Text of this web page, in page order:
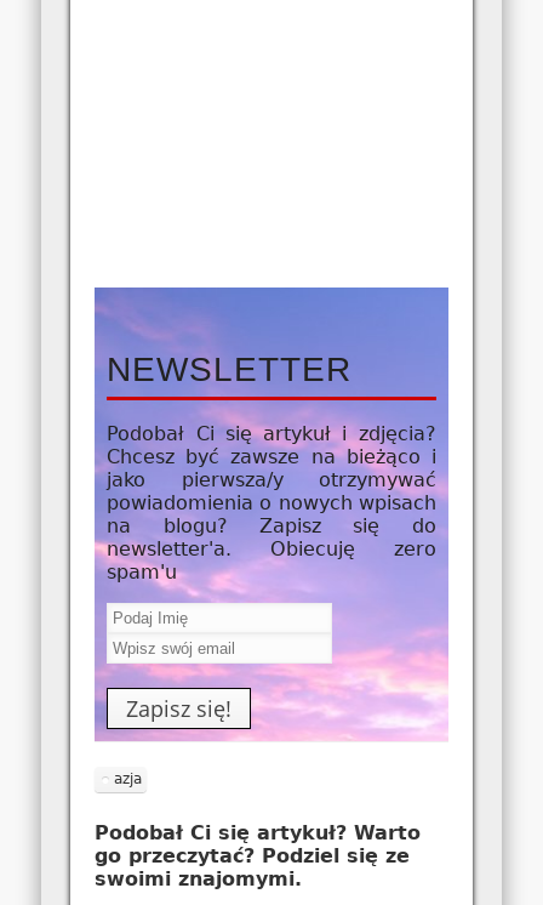
NEWSLETTER
Podobał Ci się artykuł i zdjęcia?
Chcesz być zawsze na bieżąco i
jako pierwsza/yotrzymywać
powiadomienia o nowych wpisach
na blogu? Zapisz się do
newsletter'a. Obiecuję zero
spam'u
azja
Podobał Ci się artykuł? Warto
go przeczytać? Podziel się ze
swoimi znajomymi.